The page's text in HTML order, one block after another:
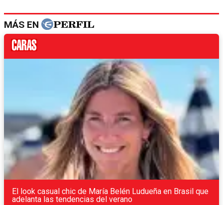
MÁS EN
El look casual chic de María Belén Ludueña en Brasil que
adelanta las tendencias del verano